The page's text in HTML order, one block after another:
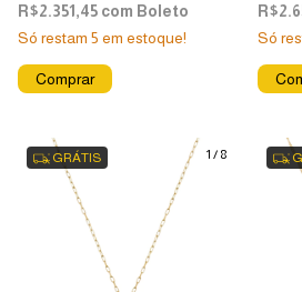
R$2.351,45 com Boleto
Só restam 5 em estoque!
Só
1 / 8
GRÁTIS